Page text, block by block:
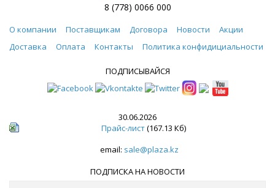
8 (778) 0066 000
О компании Поставщикам Договора Новости
Акции
Доставка
Оплата Контакты Политика конфидициальности
ПОДПИСЫВАЙСЯ
30.06.2026
Прайс-лист(167.13 Кб)
email: sale@plaza.kz
ПОДПИСКА НА НОВОСТИ